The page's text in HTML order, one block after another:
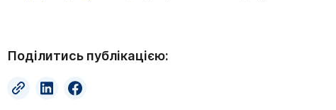
Поділитись публікацією: